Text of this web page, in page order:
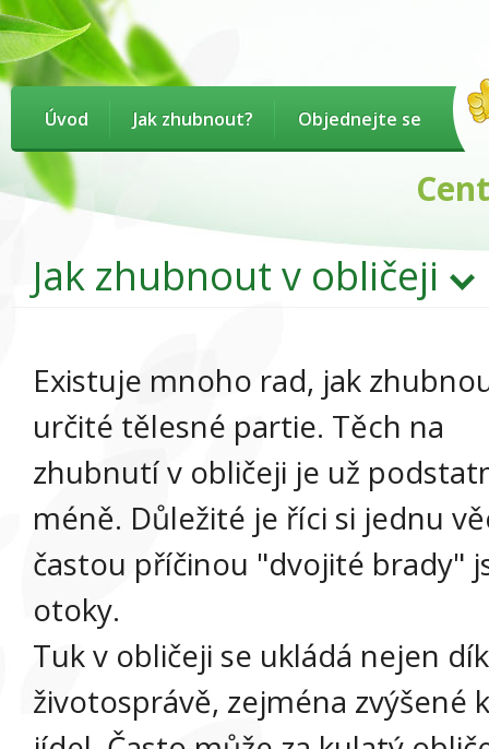
Úvod Jak zhubnout? Objednejte se
Jak zhubnout v obličeji
Existuje mnoho rad, jak
určité tělesné partie. Těch na
zhubnutí v obličeji je už
méně. Důležité je říci si jednu
častou příčinou "dvojité brady"
otoky.
Tuk v obličeji se ukládá nejen
životosprávě, zejména zvýšené